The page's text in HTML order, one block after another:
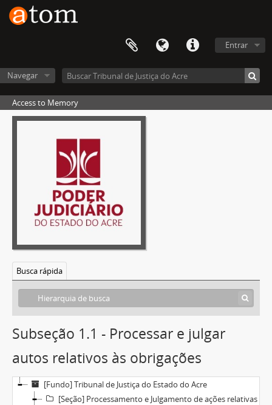
Entrar
Navegar
Access to Memory
Busca rápida
Subseção 1.1 - Processar e julgar
autos relativos às obrigações
[Fundo] Tribunal de Justiça do Estado do Acre
[Seção] Processamento e Julgamento de ações relativas ao direito civil